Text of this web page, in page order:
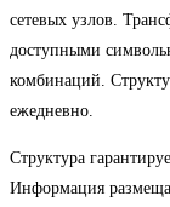
сетевых узлов.
доступными
комбинаций.
ежедневно.
Структура
Информация